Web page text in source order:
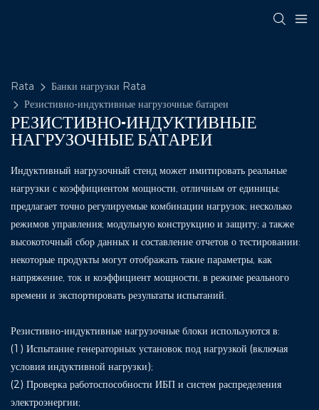
Rata
Банки нагрузки Rata
Резистивно-индуктивные нагрузочные батареи
РЕЗИСТИВНО-ИНДУКТИВНЫЕ
НАГРУЗОЧНЫЕ БАТАРЕИ
Индуктивный нагрузочный стенд может имитировать реальные
нагрузки с коэффициентом мощности, отличным от единицы;
предлагает точно регулируемые комбинации нагрузок; несколько
режимов управления; модульную конструкцию и защиту; а также
высокоточный сбор данных и составление отчетов о тестировании:
некоторые продукты могут отображать такие параметры, как
напряжение, ток и коэффициент мощности, в режиме реального
времени и экспортировать результаты испытаний.
Резистивно-индуктивные нагрузочные блоки используются в:
(1) Испытание генераторных установок под нагрузкой (включая
условия индуктивной нагрузки);
(2) Проверка работоспособности ИБП и систем распределения
электроэнергии;